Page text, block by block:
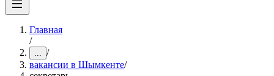
Главная
/
... /
вакансии в Шымкенте/